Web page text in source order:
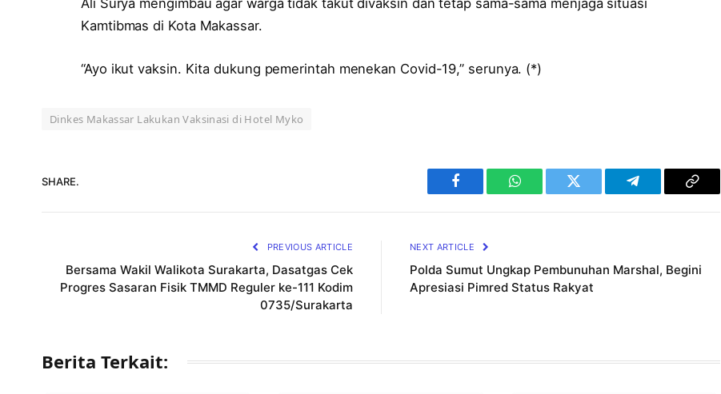
Ali Surya mengimbau agar warga tidak takut divaksin dan tetap sama-sama menjaga situasi
Kamtibmas di Kota Makassar.
“Ayo ikut vaksin. Kita dukung pemerintah menekan Covid-19,” serunya. (*)
Dinkes Makassar Lakukan Vaksinasi di Hotel Myko
SHARE.
Facebook WhatsAppTwitter Telegram Copy
PREVIOUS ARTICLE
Bersama Wakil Walikota Surakarta, Dasatgas Cek
Progres Sasaran Fisik TMMD Reguler ke-111 Kodim
0735/Surakarta
NEXT ARTICLE
Polda Sumut Ungkap Pembunuhan Marshal, Begini
Apresiasi Pimred Status Rakyat
Berita Terkait: